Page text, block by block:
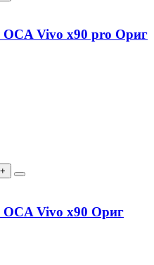
OCA Vivo x90 pro Ориг
+
OCA Vivo x90 Ориг